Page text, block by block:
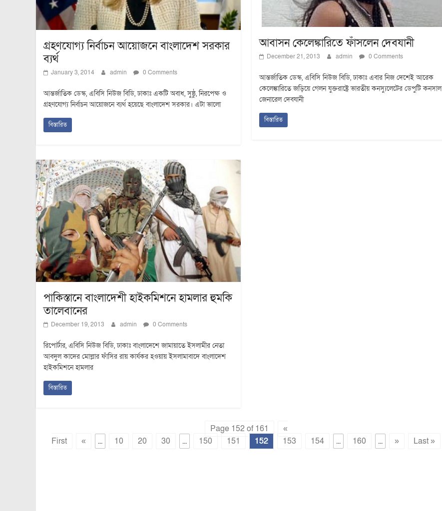
গ্রহণযোগ্য নির্বাচন আয়োজনে বাংলাদেশ সরকার
ব্যর্থ
January 3, 2014 admin 0 Comments
আন্তর্জাতিক ডেস্ক, এবিসি নিউজ বিডি, ঢাকাঃ একটি অবাধ, সুষ্ঠু, নিরপেক্ষ ও
গ্রহণযোগ্য নির্বাচন আয়োজনে ব্যর্থ হয়েছে বাংলাদেশ সরকার। এটা ভালো
বিস্তারিত
আবাসন কেলেঙ্কারিতে ফাঁসলেন দেবযানী
December 21, 2013 admin 0 Comments
আন্তর্জাতিক ডেস্ক, এবিসি নিউজ বিডি, ঢাকাঃ এবার নিজ দেশেই আরেক
কেলেঙ্কারিতে জড়িয়ে গেলন যুক্তরাষ্ট্রে ভারতীয় কনস্যুলেটের ডেপুটি কনসাল
জেনারেল দেবযানী
বিস্তারিত
পাকিস্তানে বাংলাদেশী হাইকমিশনে হামলার হুমকি
তালেবানের
December 19, 2013 admin 0 Comments
রিপোর্টার, এবিসি নিউজ বিডি, ঢাকাঃ বাংলাদেশে জামায়াতে ইসলামীর নেতা
আবদুল কাদের মোল্লার ফাঁসির রায় কার্যকর হওয়ায় ইসলামাবাদে বাংলাদেশ
হাইকমিশনে হামলার
বিস্তারিত
Page 152 of 161
«
First
« ... 10 20 30 ... 150 151 152 153 154 ... 160 ... » Last »